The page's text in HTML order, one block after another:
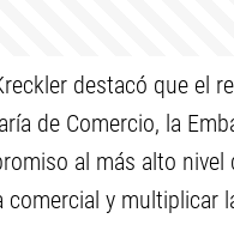
destacó que el
de Comercio, la
al más alto
y multiplicar